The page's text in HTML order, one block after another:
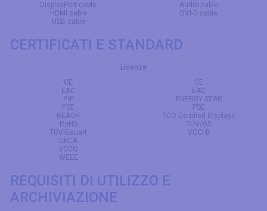
DisplayPort cable
HDMI cable
USB cable
Audio cable
DVI-D cable
CERTIFICATI E STANDARD
Licenze
CE
EAC
ErP
PSE
REACH
RoHS
TÜV-Bauart
UKCA
VCCO
WEEE
CE
EAC
ENERGY STAR
PSE
TCO Certified Displays
TÜV/GS
VCCI-B
REQUISITI DI UTILIZZO E
ARCHIVIAZIONE